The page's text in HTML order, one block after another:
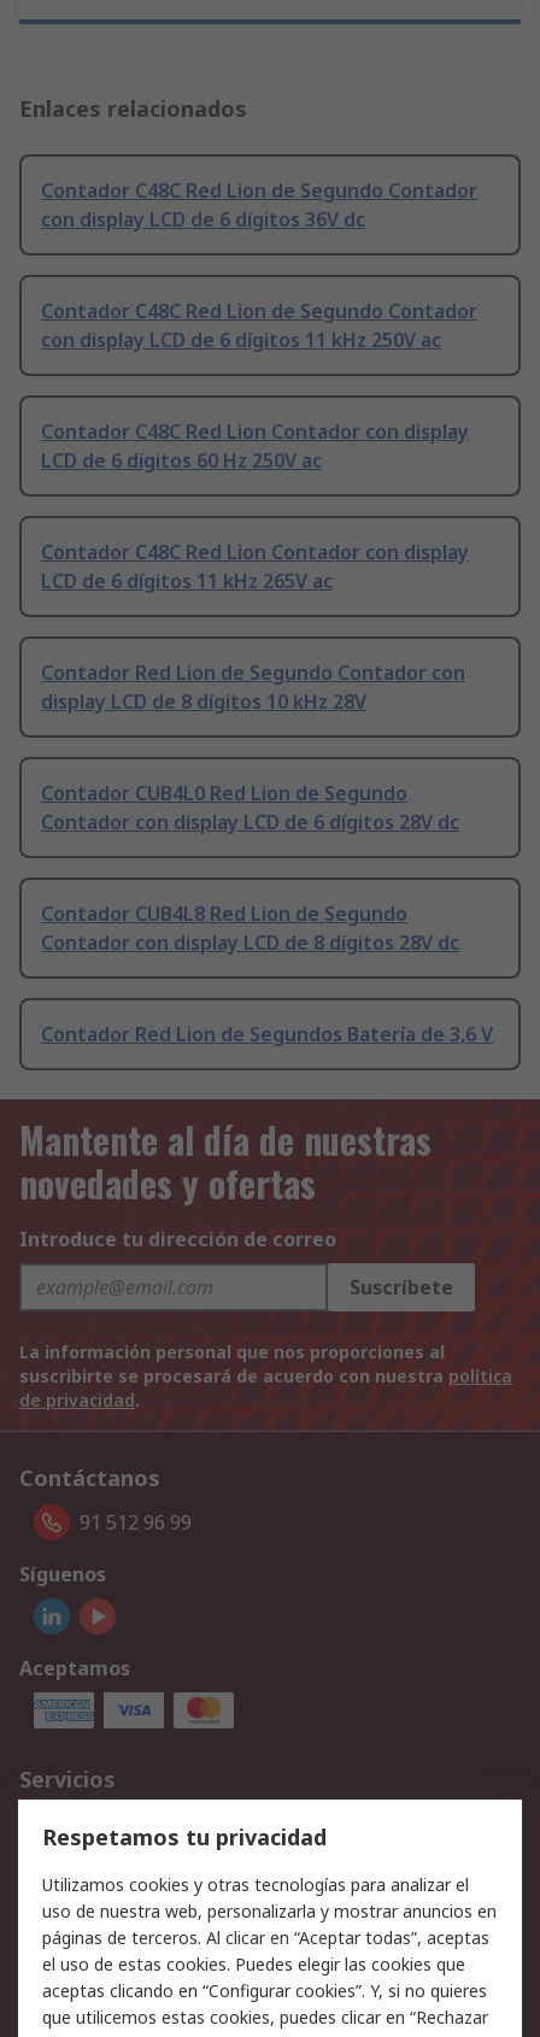
Enlaces relacionados
Contador C48C Red Lion de Segundo Contador
con display LCD de 6 dígitos 36V dc
Contador C48C Red Lion de Segundo Contador
con display LCD de 6 dígitos 11 kHz 250V ac
Contador C48C Red Lion Contador con display
LCD de 6 dígitos 60 Hz 250V ac
Contador C48C Red Lion Contador con display
LCD de 6 dígitos 11 kHz 265V ac
Contador Red Lion de Segundo Contador con
display LCD de 8 dígitos 10 kHz 28V
Contador CUB4L0 Red Lion de Segundo
Contador con display LCD de 6 dígitos 28V dc
Contador CUB4L8 Red Lion de Segundo
Contador con display LCD de 8 dígitos 28V dc
Contador Red Lion de Segundos Batería de 3,6 V
Mantente al día de nuestras
novedades y ofertas
Introduce tu dirección de correo
Suscríbete
La información personal que nos proporciones al
suscribirte se procesará de acuerdo con nuestra política
de privacidad.
Contáctanos
91 512 96 99
Síguenos
Aceptamos
Servicios
Cómo realizar pedidos
Devoluciones
Facturación y pago
Ofertas
Soporte técnico
Legal
Aviso legal
Política de privacidad -
Actualizada
Respetamos tu privacidad
Utilizamos cookies y otras tecnologías para analizar el
uso de nuestra web, personalizarla y mostrar anuncios en
páginas de terceros. Al clicar en “Aceptar todas”, aceptas
el uso de estas cookies. Puedes elegir las cookies que
aceptas clicando en “Configurar cookies”. Y, si no quieres
que utilicemos estas cookies, puedes clicar en “Rechazar